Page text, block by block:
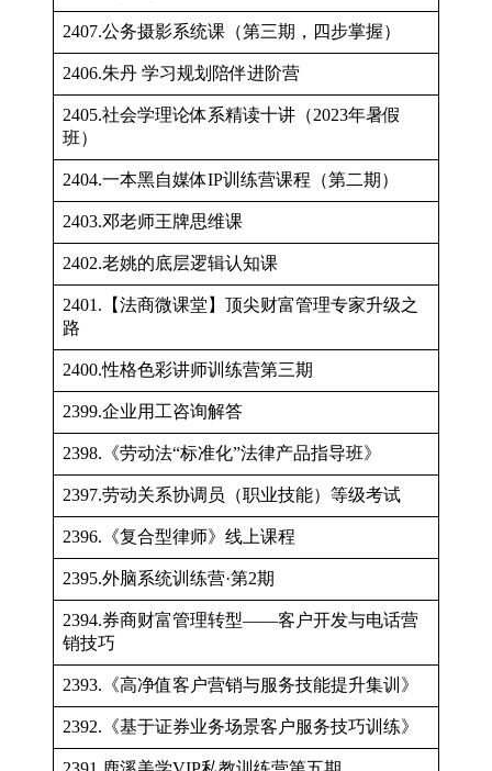
2407.公务摄影系统课（第三期，四步掌握）
2406.朱丹 学习规划陪伴进阶营
2405.社会学理论体系精读十讲（2023年暑假
班）
2404.一本黑自媒体IP训练营课程（第二期）
2403.邓老师王牌思维课
2402.老姚的底层逻辑认知课
2401.【法商微课堂】顶尖财富管理专家升级之
路
2400.性格色彩讲师训练营第三期
2399.企业用工咨询解答
2398.《劳动法“标准化”法律产品指导班》
2397.劳动关系协调员（职业技能）等级考试
2396.《复合型律师》线上课程
2395.外脑系统训练营·第2期
2394.券商财富管理转型——客户开发与电话营
销技巧
2393.《高净值客户营销与服务技能提升集训》
2392.《基于证券业务场景客户服务技巧训练》